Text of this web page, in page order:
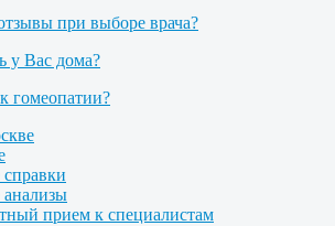
при выборе врача?
у Вас дома?
гомеопатии?
прием к специалистам